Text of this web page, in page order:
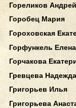
Гореликов Андрей
Горобец Мария
Гороховская
Горфункель Елена
Горчакова
Гревцева Надежда
Григорьев Илья
Григорьева